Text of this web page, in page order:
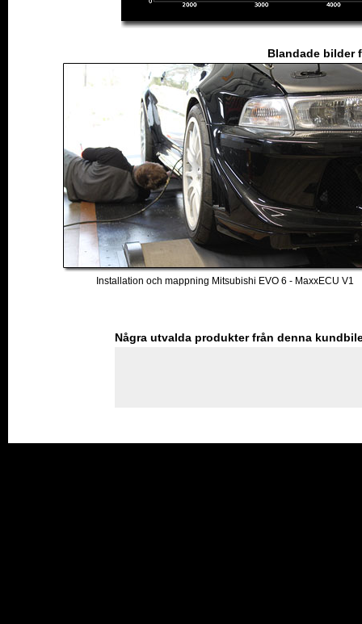
Blandade bilder
Installation och mappning Mitsubishi EVO 6 - MaxxECU V1
Några utvalda produkter från denna